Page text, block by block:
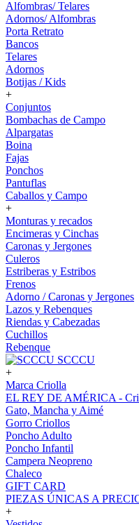
Alfombras/ Telares
Adornos/ Alfombras
Porta Retrato
Bancos
Telares
Adornos
Botijas / Kids
+
Conjuntos
Bombachas de Campo
Alpargatas
Boina
Fajas
Ponchos
Pantuflas
Caballos y Campo
+
Monturas y recados
Encimeras y Cinchas
Caronas y Jergones
Culeros
Estriberas y Estribos
Frenos
Adorno / Caronas y Jergones
Lazos y Rebenques
Riendas y Cabezadas
Cuchillos
Rebenque
SCCCU
+
Marca Criolla
EL REY DE AMÉRICA -
Gato, Mancha y Aimé
Gorro Criollos
Poncho Adulto
Poncho Infantil
Campera Neopreno
Chaleco
GIFT CARD
PIEZAS ÚNICAS A
+